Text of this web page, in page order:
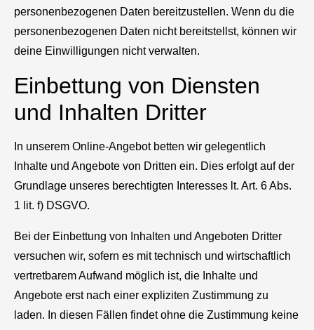
personenbezogenen Daten bereitzustellen. Wenn du die
personenbezogenen Daten nicht bereitstellst, können wir
deine Einwilligungen nicht verwalten.
Einbettung von Diensten
und Inhalten Dritter
In unserem Online-Angebot betten wir gelegentlich
Inhalte und Angebote von Dritten ein. Dies erfolgt auf der
Grundlage unseres berechtigten Interesses lt. Art. 6 Abs.
1 lit. f) DSGVO.
Bei der Einbettung von Inhalten und Angeboten Dritter
versuchen wir, sofern es mit technisch und wirtschaftlich
vertretbarem Aufwand möglich ist, die Inhalte und
Angebote erst nach einer expliziten Zustimmung zu
laden. In diesen Fällen findet ohne die Zustimmung keine